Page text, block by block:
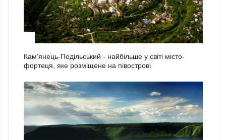
Кам’янець-Подільський - найбільше у світі місто-
фортеця, яке розміщене на півострові